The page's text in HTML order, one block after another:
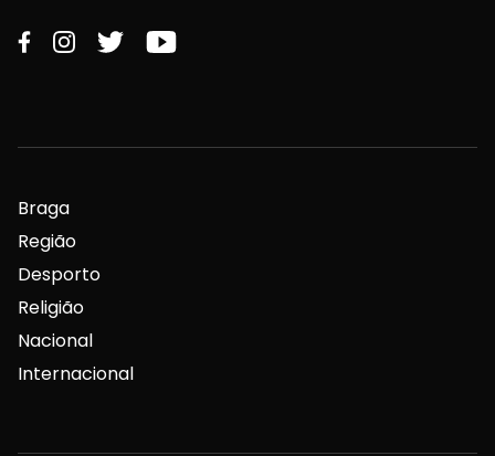
Braga
Região
Desporto
Religião
Nacional
Internacional